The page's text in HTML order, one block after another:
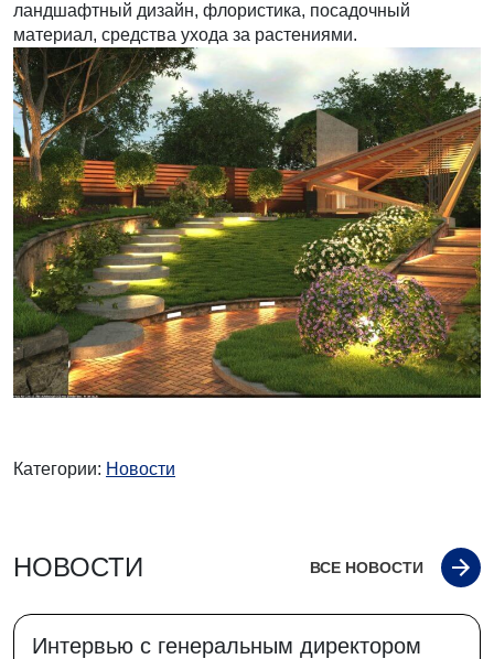
ландшафтный дизайн, флористика, посадочный
материал, средства ухода за растениями.
Категории: Новости
НОВОСТИ ВСЕ НОВОСТИ
Интервью с генеральным директором